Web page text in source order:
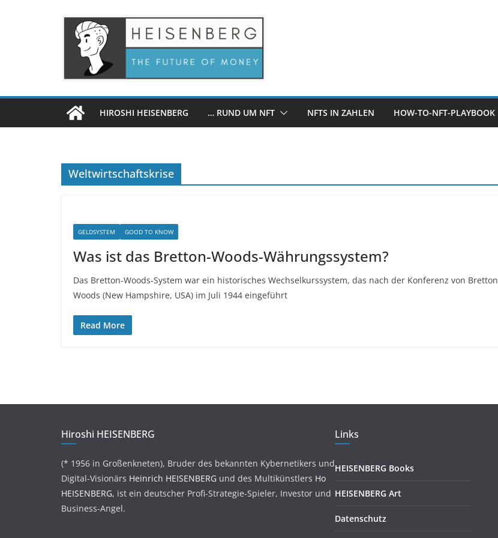
HIROSHI HEISENBERG … RUND UM NFT NFTS IN ZAHLEN HOW-TO-NFT-PLAYBOOK
Weltwirtschaftskrise
GELDSYSTEM GOOD TO KNOW
Was ist das Bretton-Woods-Währungssystem?
Das Bretton-Woods-System war ein historisches Wechselkurssystem, das nach der Konferenz von Bretton
Woods (New Hampshire, USA) im Juli 1944 eingeführt
Read More
Hiroshi HEISENBERG
(* 1956 in Großenkneten), Bruder des bekannten Kybernetikers und
Digital-Visionärs Heinrich HEISENBERG und des Multikünstlers Ho
HEISENBERG, ist ein deutscher Profi-Strategie-Spieler, Investor und
Business-Angel.
Links
HEISENBERG Books
HEISENBERG Art
Datenschutz